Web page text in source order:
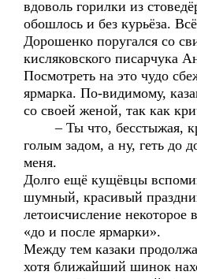
вдоволь горилки из
обошлось и без курьёза.
Дорошенко поругался со
кисляковского писарчука
Посмотреть на это чудо
ярмарка. По-видимому,
со своей женой, так как
– Ты что, бесстыжая,
голым задом, а ну, геть до
меня.
Долго ещё кущёвцы
шумный, красивый
летоисчисление
«до и после ярмарки».
Между тем казаки
хотя ближайший шинок